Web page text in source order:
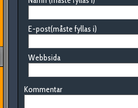
E-post(måste fyllas i)
Webbsida
Kommentar